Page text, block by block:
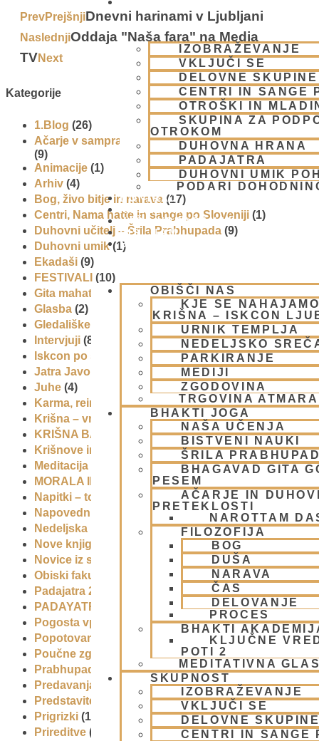
IZOBRAŽEVANJE
VKLJUČI SE
DELOVNE SKUPINE
CENTRI IN SANGE
OTROŠKI IN
SKUPINA ZA
OTROKOM
DUHOVNA HRANA
PADAJATRA
DUHOVNI UMIK
PODARI
DONIRAJ
KOLEDAR
VAŠA VPRAŠANJA
PIŠI NAM
BLOG
OBIŠČI NAS
KJE SE
KRIŠNA – ISKCON
URNIK TEMPLJA
NEDELJSKO
PARKIRANJE
MEDIJI
ZGODOVINA
TRGOVINA
BHAKTI JOGA
NAŠA UČENJA
BISTVENI NAUKI
ŠRILA
BHAGAVAD GITA
PESEM
AČARJE IN
PRETEKLOSTI
NAROTTAM
FILOZOFIJA
BOG
DUŠA
NARAVA
ČAS
DELOVANJE
PROCES
BHAKTI
KLJUČNE
POTI 2
MEDITATIVNA
SKUPNOST
IZOBRAŽEVANJE
VKLJUČI SE
DELOVNE
CENTRI IN SANGE
PrevPrejšnjiDnevni harinami v Ljubljani
NaslednjiOddaja "Naša fara" na Media
TVNext
Kategorije
1.Blog (26)
Ačarje v sampradaji – duhovni učitelji iz preteklosti
(9)
Animacije (1)
Arhiv (4)
Bog, živo bitje in narava (17)
Centri, Nama hatte in sange po Sloveniji (1)
Duhovni učitelj – Šrila Prabhupada (9)
Duhovni umik(1)
Ekadaši (9)
FESTIVALI (10)
Gita mahatmja(3)
Glasba (2)
Gledališke igre
Intervjuji (8)
Iskcon po svetu
Jatra Javornik 2008(1)
Juhe (4)
Karma, reinkarnacija in bhakti(8)
Krišna – vrhovna božanska oseba(7)
KRIŠNA BAZAR
Krišnove inkarnacije
(11)
Meditacija
MORALA IN ETIKA
Napitki – topli
Napovednik
Nedeljska predavanja in festivali(1)
Nove knjige
Novice iz skupnosti
Obiski fakultete – šole
Padajatra 2008
PADAYATRA
Pogosta vprašanja
Popotovanja
Poučne zgodbe in nauki
Prabhupadovi učenci in ostali(3)
Predavanja
Predstavitev
Prigrizki (1)
Prireditve (7)